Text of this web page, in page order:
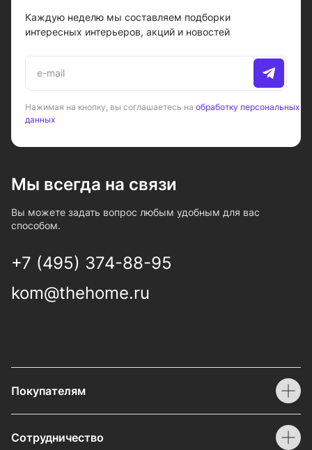
Каждую неделю мы составляем подборки
интересных интерьеров, акций и новостей
Нажимая на кнопку, вы соглашаетесь на обработку персональных
данных
Мы всегда на связи
Вы можете задать вопрос любым удобным для вас
способом.
+7 (495) 374-88-95
kom@thehome.ru
Покупателям
Сотрудничество